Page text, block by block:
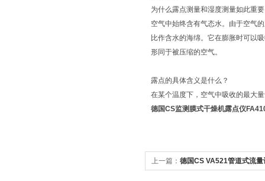
为什么露点测量和湿度测量如此重
空气中始终含有气态水。由于空气
比作含水的海绵。它在膨胀时可以
形同于被压缩的空气。
露点的具体含义是什么？
在某个温度下，空气中吸收的最大
德国CS监测膜式干燥机露点仪
上一篇： 德国CS VA521管道式流